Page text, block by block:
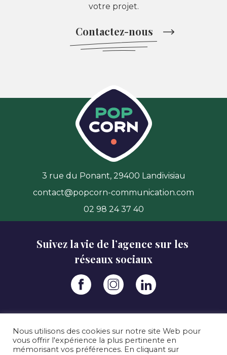
votre projet.
Contactez-nous
3 rue du Ponant, 29400 Landivisiau
contact@popcorn-communication.com
02 98 24 37 40
Suivez la vie de l’agence sur les
réseaux sociaux
Politique de confidentialité.
Nous utilisons des cookies sur notre site Web pour
vous offrir l'expérience la plus pertinente en
mémorisant vos préférences. En cliquant sur